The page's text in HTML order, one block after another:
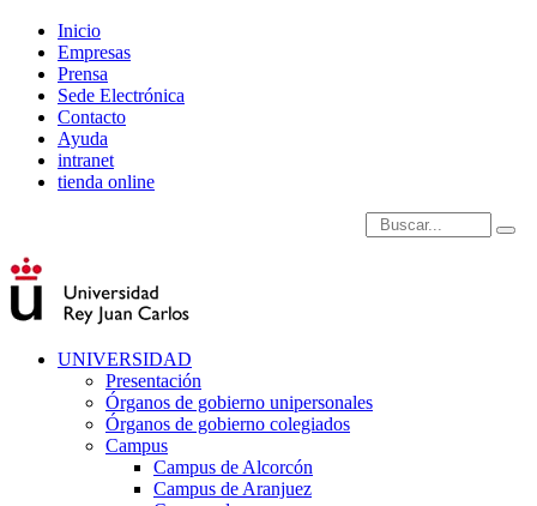
Inicio
Empresas
Prensa
Sede Electrónica
Contacto
Ayuda
intranet
tienda online
Introduce términos de
UNIVERSIDAD
Presentación
Órganos de gobierno unipersonales
Órganos de gobierno colegiados
Campus
Campus de Alcorcón
Campus de Aranjuez